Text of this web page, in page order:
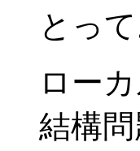
とっ
ロー
結構